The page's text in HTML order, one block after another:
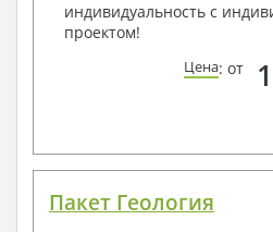
индивидуальность с
проектом!
Цена: от
Пакет Геология